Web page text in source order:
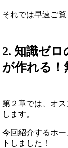
それでは早速ご覧
2. 知識ゼ
が作れる！
第２章では、オ
します。
今回紹介するホ
トしました！